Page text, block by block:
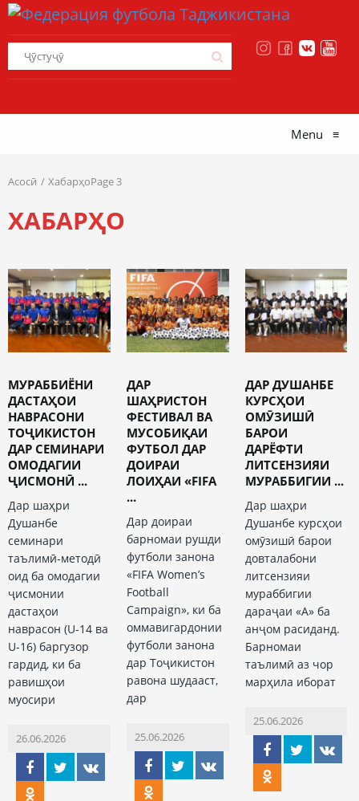
Menu ≡
Асосӣ ХабарҳоPage 3
ХАБАРҲО
МУРАББИЁНИ
ДАСТАҲОИ
НАВРАСОНИ
ТОҶИКИСТОН
ДАР СЕМИНАРИ
ОМОДАГИИ
ҶИСМОНӢ ...
Дар шаҳри
Душанбе
семинари
таълимӣ-методӣ
оид ба омодагии
ҷисмонии
дастаҳои
наврасон (U-14 ва
U-16) баргузор
гардид, ки ба
равишҳои
муосири
26.06.2026
ДАР
ШАҲРИСТОН
ФЕСТИВАЛ ВА
МУСОБИҚАИ
ФУТБОЛ ДАР
ДОИРАИ
ЛОИҲАИ «FIFA
...
Дар доираи
барномаи рушди
футболи занона
«FIFA Women’s
Football
Campaign», ки ба
оммавигардонии
футболи занона
дар Тоҷикистон
равона шудааст,
дар
25.06.2026
ДАР ДУШАНБЕ
КУРСҲОИ
ОМӮЗИШӢ
БАРОИ
ДАРЁФТИ
ЛИТСЕНЗИЯИ
МУРАББИГИИ ...
Дар шаҳри
Душанбе курсҳои
омӯзишӣ барои
довталабони
литсензияи
мураббигии
дараҷаи «А» ба
анҷом расиданд.
Барномаи
таълимӣ аз чор
марҳила иборат
25.06.2026